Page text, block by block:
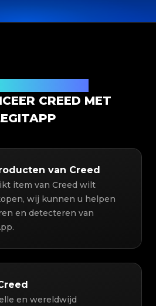
CREED MET
van Creed
item van Creed wilt
wij kunnen u helpen
en detecteren van
en wereldwijd